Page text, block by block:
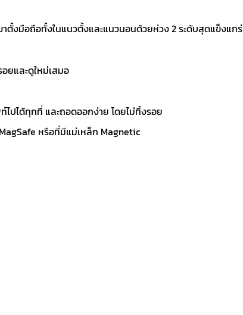
ตั้งมือถือทั้งในแนวตั้งและแนวนอนด้วยห่วง 2 ระดับสุดแข็งแก
ยและดูใหม่เสมอ
ปได้ทุกที่ และถอดออกง่าย โดยไม่ทิ้งรอย
หรือที่มีแม่เหล็ก Magnetic